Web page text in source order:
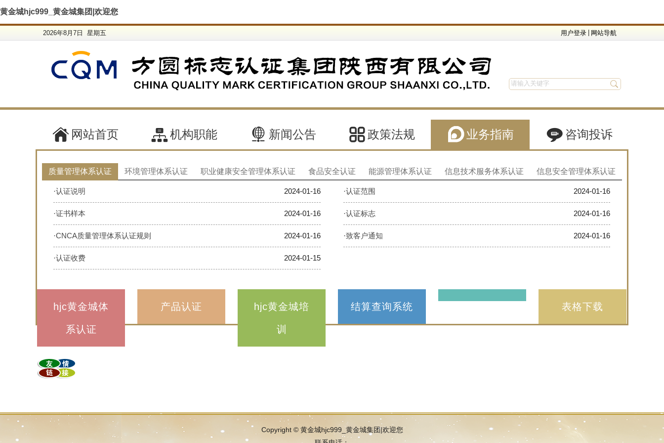
黄金城hjc999_黄金城集团|欢迎您
2026年8月7日 星期五 用户登录 网站导航
网站首页 机构职能 新闻公告 政策法规 业务指南 咨询投诉
质量管理体系认证 环境管理体系认证 职业健康安全管理体系认证 食品安全认证 能源管理体系认证 信息技术服务体系认证 信息安全管理体系认证
·认证说明 2024-01-16 ·认证范围 2024-01-16
·证书样本 2024-01-16 ·认证标志 2024-01-16
·CNCA质量管理体系认证规则 2024-01-16 ·致客户通知 2024-01-16
·认证收费 2024-01-15
hjc黄金城体
系认证
产品认证 hjc黄金城培
训
结算查询系统 表格下载
Copyright © 黄金城hjc999_黄金城集团|欢迎您